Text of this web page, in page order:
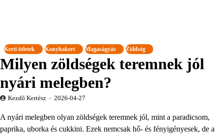
Kerti ötletek Konyhakert Magaságyás Zöldség
Milyen zöldségek teremnek jól
nyári melegben?
Kezdő Kertész 2026-04-27
A nyári melegben olyan zöldségek teremnek jól, mint a paradicsom,
paprika, uborka és cukkini. Ezek nemcsak hő- és fényigényesek, de a